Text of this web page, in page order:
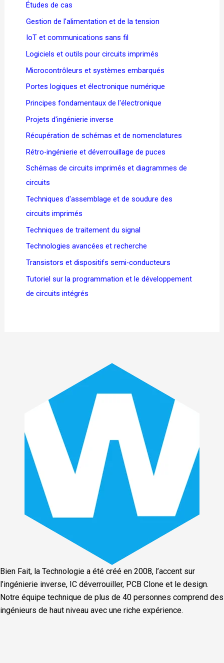
Études de cas
Gestion de l'alimentation et de la tension
IoT et communications sans fil
Logiciels et outils pour circuits imprimés
Microcontrôleurs et systèmes embarqués
Portes logiques et électronique numérique
Principes fondamentaux de l'électronique
Projets d'ingénierie inverse
Récupération de schémas et de nomenclatures
Rétro-ingénierie et déverrouillage de puces
Schémas de circuits imprimés et diagrammes de
circuits
Techniques d'assemblage et de soudure des
circuits imprimés
Techniques de traitement du signal
Technologies avancées et recherche
Transistors et dispositifs semi-conducteurs
Tutoriel sur la programmation et le développement
de circuits intégrés
Bien Fait, la Technologie a été créé en 2008, l’accent sur
l’ingénierie inverse, IC déverrouiller, PCB Clone et le design.
Notre équipe technique de plus de 40 personnes comprend des
ingénieurs de haut niveau avec une riche expérience.